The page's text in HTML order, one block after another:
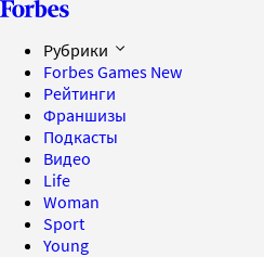
Рубрики
Forbes Games New
Рейтинги
Франшизы
Подкасты
Видео
Life
Woman
Sport
Young